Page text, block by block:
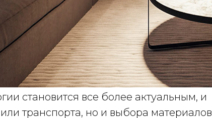
становится все более актуальным, и
транспорта, но и выбора материалов